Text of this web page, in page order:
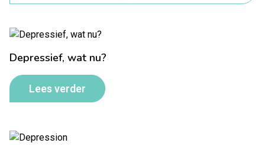
Depressief, wat nu?
Lees verder